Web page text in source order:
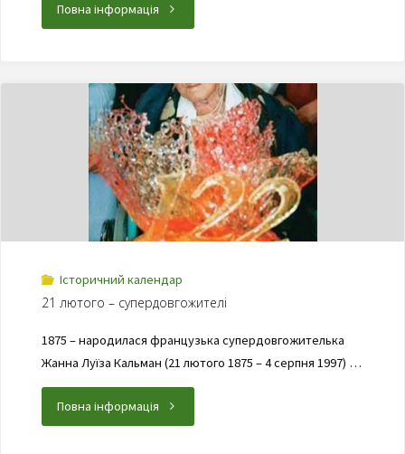
Повна інформація
Історичний календар
21 лютого – супердовгожителі
1875 – народилася французька супердовгожителька
Жанна Луїза Кальман (21 лютого 1875 – 4 серпня 1997) …
Повна інформація